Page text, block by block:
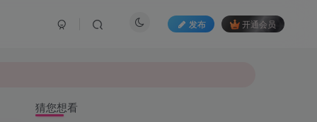
发布 开通会员
猜您想看